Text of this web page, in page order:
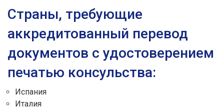
Страны, требующие
аккредитованный перевод
документов с удостоверением
печатью консульства:
Испания
Италия